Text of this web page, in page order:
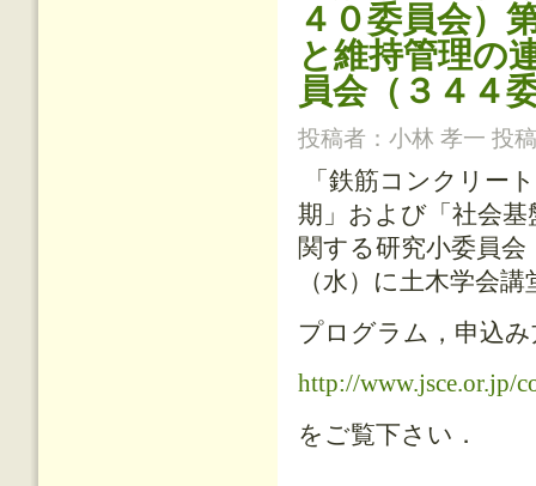
４０委員会）
と維持管理の
員会（３４４
投稿者： 小林 孝一 投
「鉄筋コンクリー
期」および「社会
関する研究小委員会
（水）に土木学会
プログラム，申込
http://www.jsce.or.jp/
をご覧下さい．